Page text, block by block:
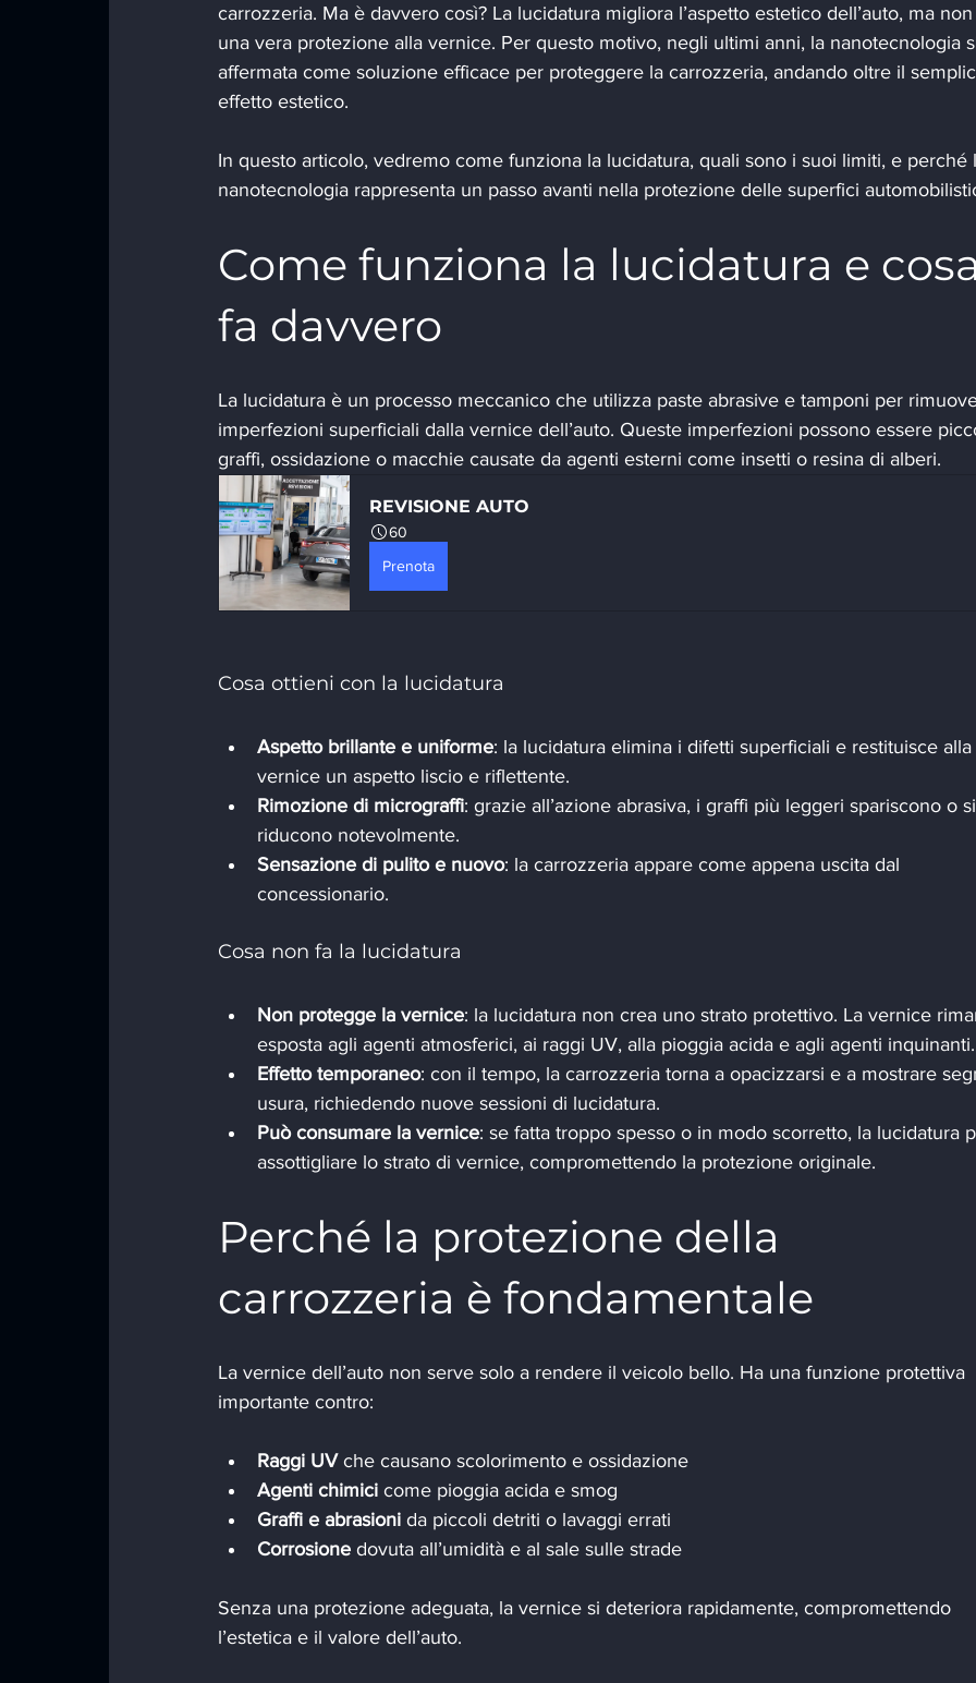
carrozzeria. Ma è davvero così? La lucidatura migliora l’aspetto estetico dell’auto, ma
una vera protezione alla vernice. Per questo motivo, negli ultimi anni, la nanotecnologia
affermata come soluzione efficace per proteggere la carrozzeria, andando oltre il
effetto estetico.
In questo articolo, vedremo come funziona la lucidatura, quali sono i suoi limiti, e perché
nanotecnologia rappresenta un passo avanti nella protezione delle superfici
Come funziona la lucidatura e cosa
fa davvero
La lucidatura è un processo meccanico che utilizza paste abrasive e tamponi per
imperfezioni superficiali dalla vernice dell’auto. Queste imperfezioni possono essere
graffi, ossidazione o macchie causate da agenti esterni come insetti o resina di alberi.
REVISIONE AUTO
60
Prenota
Cosa ottieni con la lucidatura
Aspetto brillante e uniforme: la lucidatura elimina i difetti superficiali e restituisce alla
vernice un aspetto liscio e riflettente.
Rimozione di micrograffi: grazie all’azione abrasiva, i graffi più leggeri spariscono o si
riducono notevolmente.
Sensazione di pulito e nuovo: la carrozzeria appare come appena uscita dal
concessionario.
Cosa non fa la lucidatura
Non protegge la vernice: la lucidatura non crea uno strato protettivo. La vernice
esposta agli agenti atmosferici, ai raggi UV, alla pioggia acida e agli agenti inquinanti.
Effetto temporaneo: con il tempo, la carrozzeria torna a opacizzarsi e a mostrare
usura, richiedendo nuove sessioni di lucidatura.
Può consumare la vernice: se fatta troppo spesso o in modo scorretto, la lucidatura
assottigliare lo strato di vernice, compromettendo la protezione originale.
Perché la protezione della
carrozzeria è fondamentale
La vernice dell’auto non serve solo a rendere il veicolo bello. Ha una funzione protettiva
importante contro:
Raggi UV che causano scolorimento e ossidazione
Agenti chimici come pioggia acida e smog
Graffi e abrasioni da piccoli detriti o lavaggi errati
Corrosione dovuta all’umidità e al sale sulle strade
Senza una protezione adeguata, la vernice si deteriora rapidamente, compromettendo
l’estetica e il valore dell’auto.